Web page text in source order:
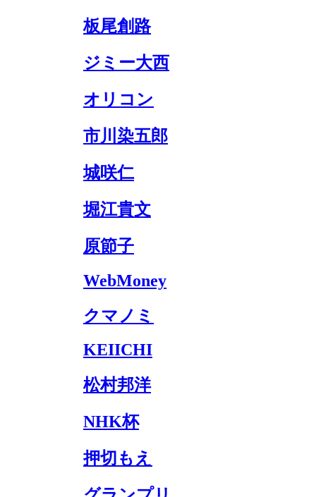
板尾創路
ジミー大西
オリコン
市川染五郎
城咲仁
堀江貴文
原節子
WebMoney
クマノミ
KEIICHI
松村邦洋
NHK杯
押切もえ